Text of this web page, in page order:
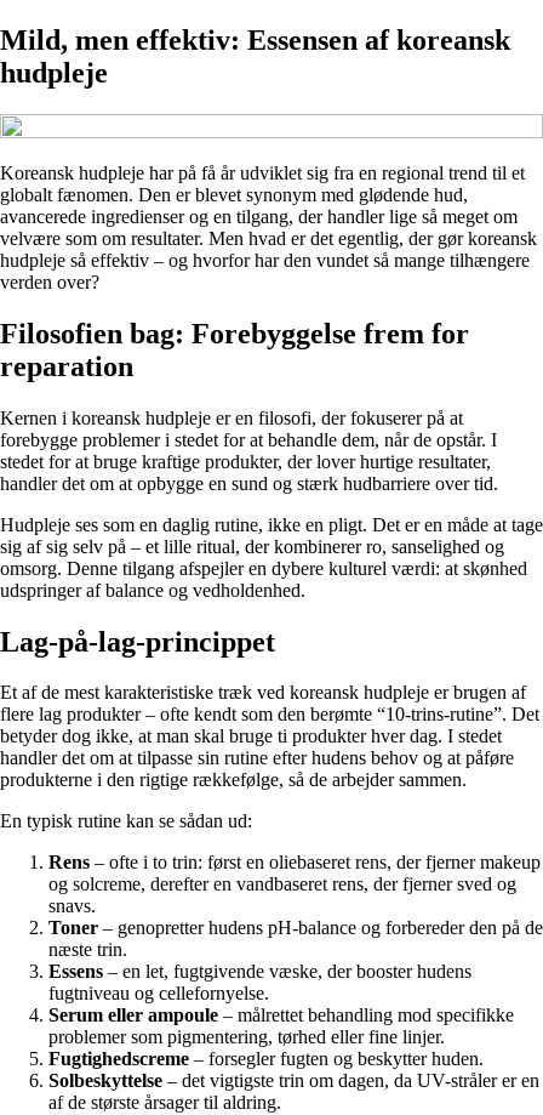
Mild, men effektiv: Essensen af koreansk
hudpleje
Koreansk hudpleje har på få år udviklet sig fra en regional trend til et
globalt fænomen. Den er blevet synonym med glødende hud,
avancerede ingredienser og en tilgang, der handler lige så meget om
velvære som om resultater. Men hvad er det egentlig, der gør koreansk
hudpleje så effektiv – og hvorfor har den vundet så mange tilhængere
verden over?
Filosofien bag: Forebyggelse frem for
reparation
Kernen i koreansk hudpleje er en filosofi, der fokuserer på at
forebygge problemer i stedet for at behandle dem, når de opstår. I
stedet for at bruge kraftige produkter, der lover hurtige resultater,
handler det om at opbygge en sund og stærk hudbarriere over tid.
Hudpleje ses som en daglig rutine, ikke en pligt. Det er en måde at tage
sig af sig selv på – et lille ritual, der kombinerer ro, sanselighed og
omsorg. Denne tilgang afspejler en dybere kulturel værdi: at skønhed
udspringer af balance og vedholdenhed.
Lag-på-lag-princippet
Et af de mest karakteristiske træk ved koreansk hudpleje er brugen af
flere lag produkter – ofte kendt som den berømte “10-trins-rutine”. Det
betyder dog ikke, at man skal bruge ti produkter hver dag. I stedet
handler det om at tilpasse sin rutine efter hudens behov og at påføre
produkterne i den rigtige rækkefølge, så de arbejder sammen.
En typisk rutine kan se sådan ud:
Rens – ofte i to trin: først en oliebaseret rens, der fjerner makeup
og solcreme, derefter en vandbaseret rens, der fjerner sved og
snavs.
Toner – genopretter hudens pH-balance og forbereder den på de
næste trin.
Essens – en let, fugtgivende væske, der booster hudens
fugtniveau og cellefornyelse.
Serum eller ampoule – målrettet behandling mod specifikke
problemer som pigmentering, tørhed eller fine linjer.
Fugtighedscreme – forsegler fugten og beskytter huden.
Solbeskyttelse – det vigtigste trin om dagen, da UV-stråler er en
af de største årsager til aldring.